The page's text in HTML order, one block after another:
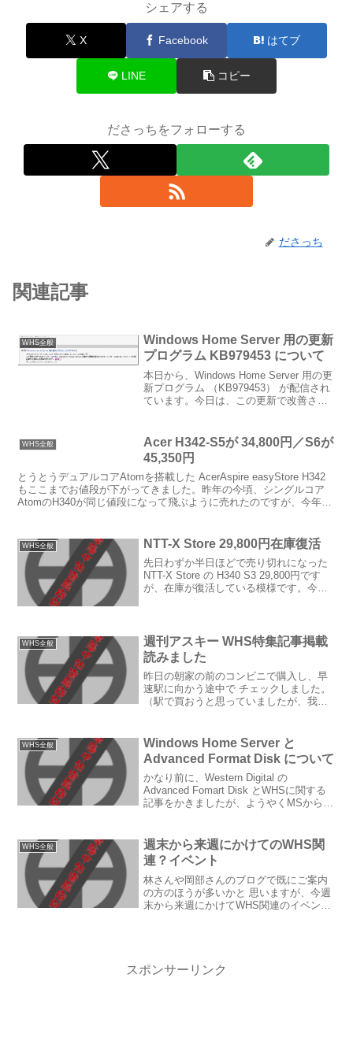
シェアする
X Facebook はてブ
LINE コピー
ださっちをフォローする
ださっち
関連記事
WHS全般
Windows Home Server 用の更新
プログラム KB979453 について
本日から、Windows Home Server 用の更
新プログラム （KB979453） が配信され
ています。今日は、この更新で改善され
対するクライアントとリストア実...
WHS全般
Acer H342-S5が 34,800円／S6が
45,350円
とうとうデュアルコアAtomを搭載した AcerAspire easyStore H342
もここまでお値段が下がってきました。昨年の今頃、シングルコア
AtomのH340が同じ値段になって飛ぶように売れたのですが、今年も
WHS全般 NTT-X Store 29,800円在庫復活
先日わずか半日ほどで売り切れになった
NTT-X Store の H340 S3 29,800円です
が、在庫が復活している模様です。今回
WHS全般
週刊アスキー WHS特集記事掲載
読みました
昨日の朝家の前のコンビニで購入し、早
速駅に向かう途中で チェックしました。
（駅で買おうと思っていましたが、我慢
ジ数も多く、WHSで何ができるの？？と
いう方はぜ...
WHS全般
Windows Home Server と
Advanced Format Disk について
かなり前に、Western Digital の
Advanced Fomart Disk とWHSに関する
記事をかきましたが、ようやくMSから
う...
WHS全般
週末から来週にかけてのWHS関
連？イベント
林さんや岡部さんのブログで既にご案内
の方のほうが多いかと 思いますが、今週
末から来週にかけてWHS関連のイベント
スポンサーリンク